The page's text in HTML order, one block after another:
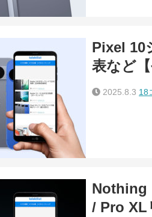
Pixel 10
表など
2025.8.3 18
Nothing
/ Pro XL